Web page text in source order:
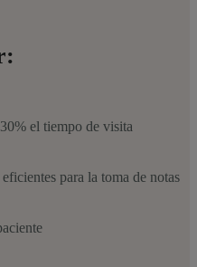
el tiempo de visita
para la toma de notas